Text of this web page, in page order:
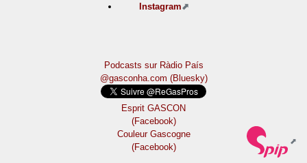
Instagram
Podcasts sur Ràdio País
@gasconha.com (Bluesky)
Esprit GASCON
(Facebook)
Couleur Gascogne
(Facebook)